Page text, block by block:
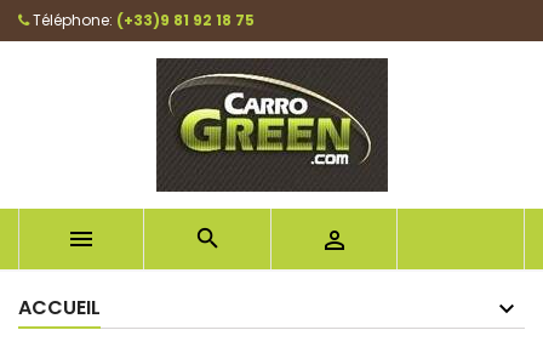
Téléphone: (+33)9 81 92 18 75
  
ACCUEIL